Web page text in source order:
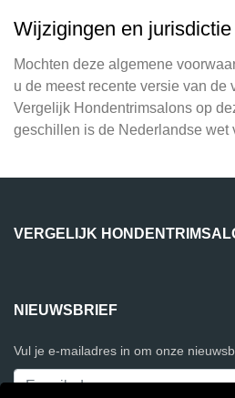
Wijzigingen en jurisdictie
Mochten deze algemene
u de meest recente versie van de
Vergelijk Hondentrimsalons op
geschillen is de Nederlandse wet
VERGELIJK
NIEUWSBRIEF
Vul je e-mailadres in om onze